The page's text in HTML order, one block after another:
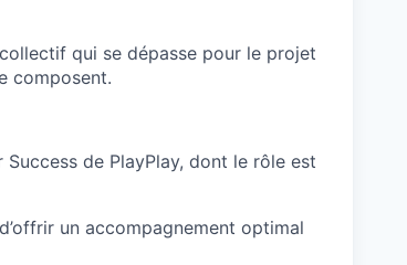
qui se dépasse pour le projet
composent.
Success de PlayPlay, dont le rôle est
un accompagnement optimal